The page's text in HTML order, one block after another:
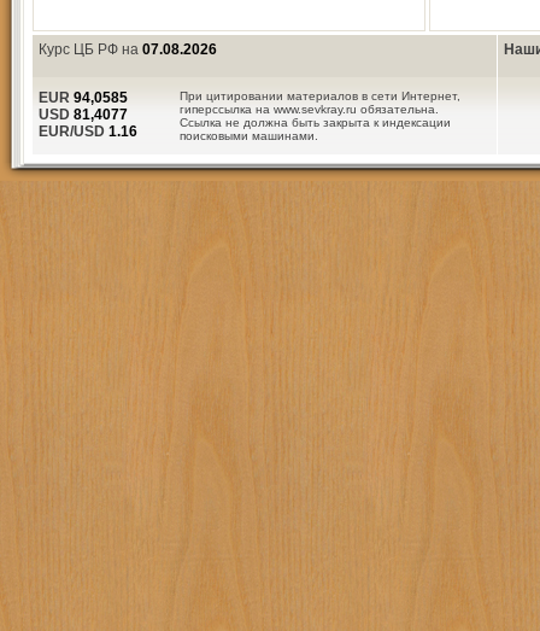
Курс ЦБ РФ на 07.08.2026
При цитировании материалов в сети Интернет,
гиперссылка на www.sevkray.ru обязательна.
Ссылка не должна быть закрыта к индексации
поисковыми машинами.
EUR 94,0585
USD 81,4077
EUR/USD 1.16